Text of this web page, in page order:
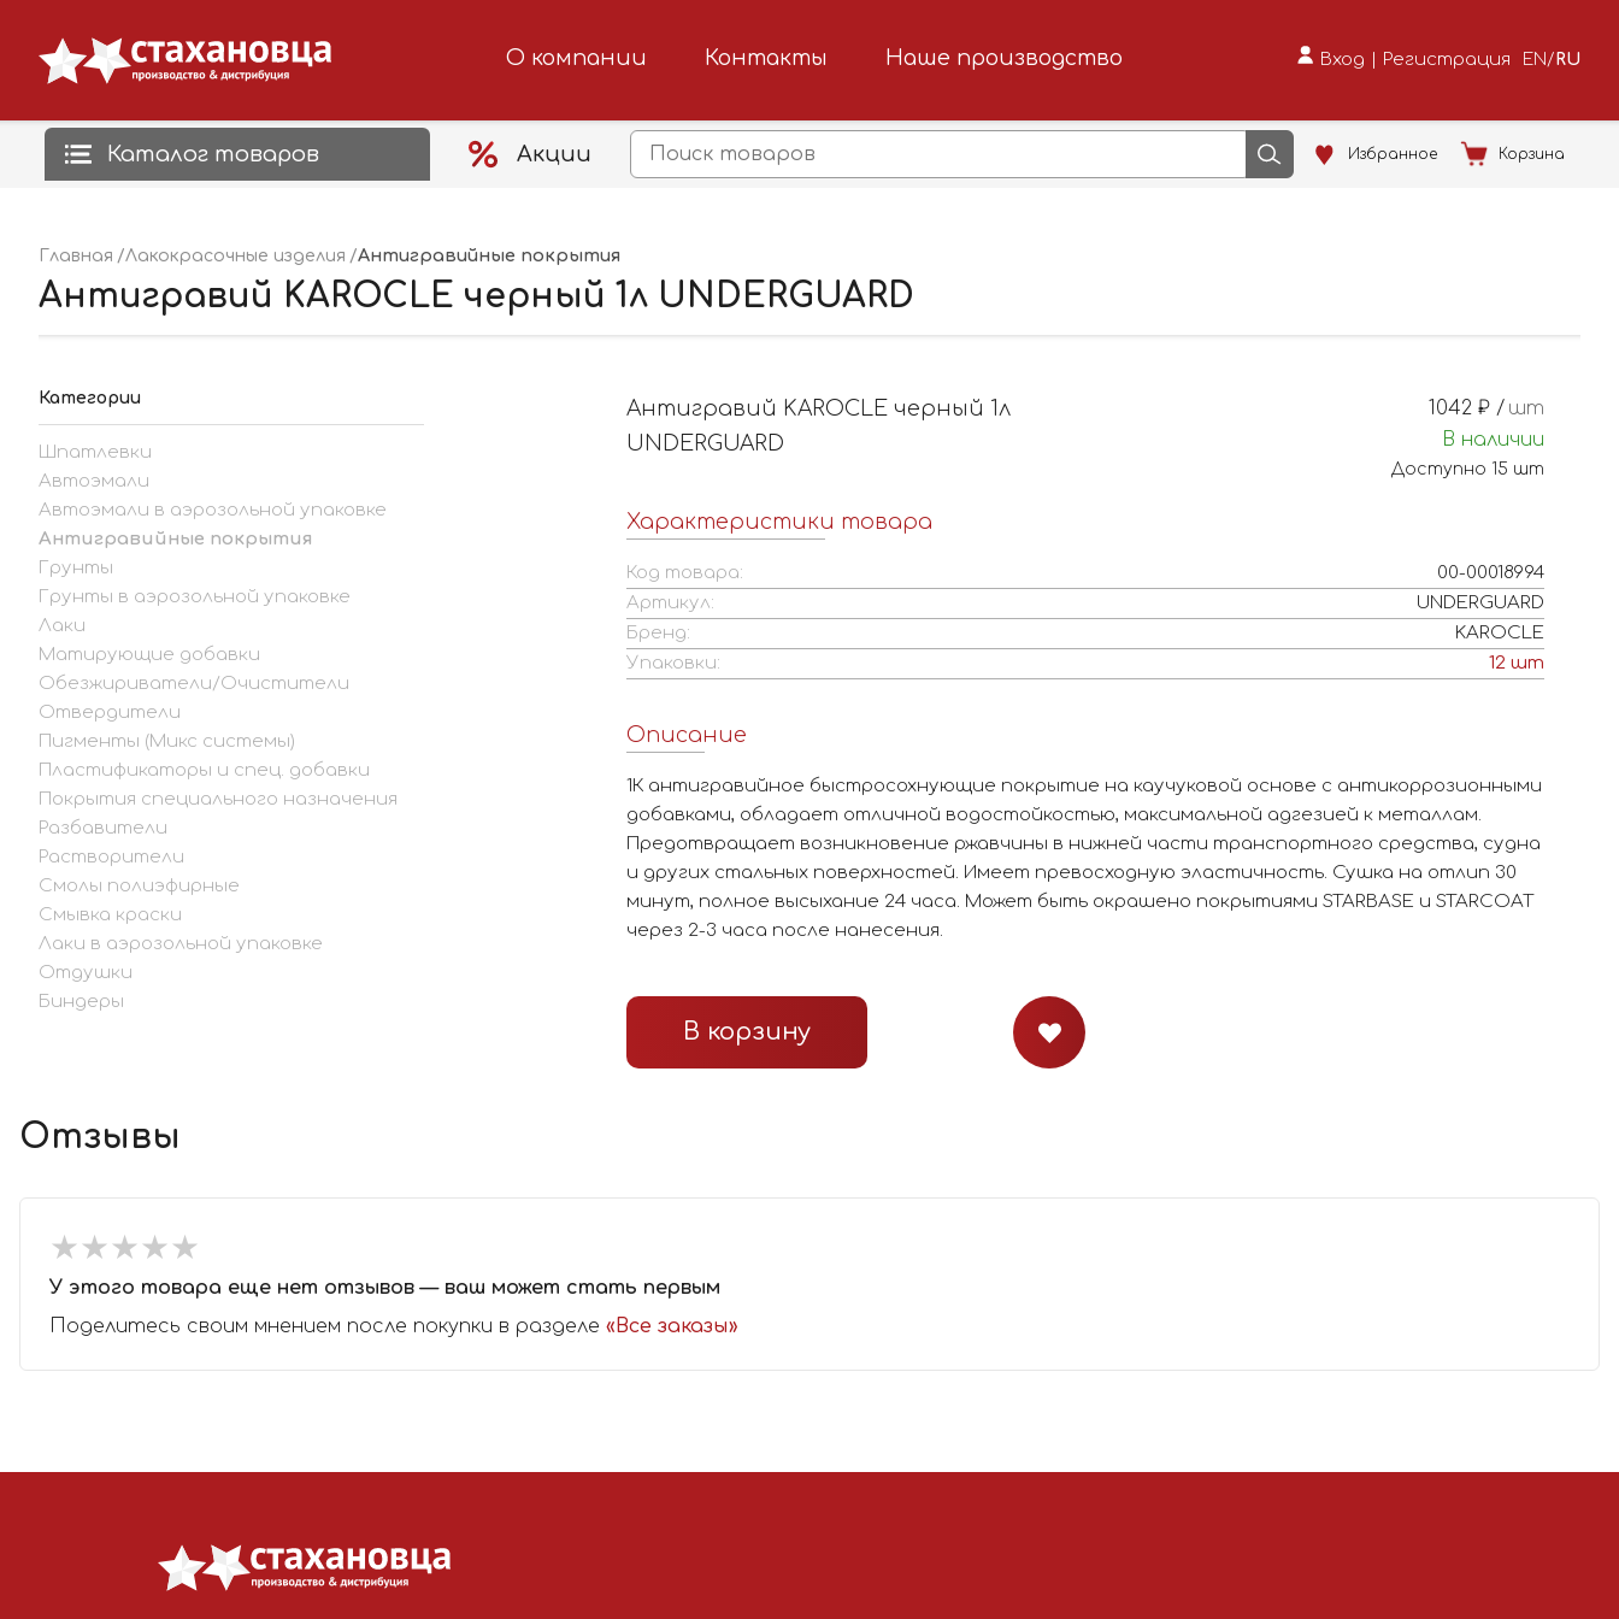
О компании Контакты Наше производство Вход | Регистрация EN /RU
Каталог товаров Акции Избранное Корзина
Главная Лакокрасочные изделия Антигравийные покрытия
Антигравий KAROCLE черный 1л UNDERGUARD
Категории
Шпатлевки
Автоэмали
Автоэмали в аэрозольной упаковке
Антигравийные покрытия
Грунты
Грунты в аэрозольной упаковке
Лаки
Матирующие добавки
Обезжириватели/Очистители
Отвердители
Пигменты (Микс системы)
Пластификаторы и спец. добавки
Покрытия специального назначения
Разбавители
Растворители
Смолы полиэфирные
Смывка краски
Лаки в аэрозольной упаковке
Отдушки
Биндеры
Антигравий KAROCLE черный 1л
UNDERGUARD
Характеристики товара
Код товара:
00-00018994
Артикул:
UNDERGUARD
Бренд:
KAROCLE
Упаковки:
12 шт
Описание
1К антигравийное быстросохнующие покрытие на каучуковой основе с антикоррозионными
добавками, обладает отличной водостойкостью, максимальной адгезией к металлам.
Предотвращает возникновение ржавчины в нижней части транспортного средства, судна
и других стальных поверхностей. Имеет превосходную эластичность. Сушка на отлип 30
минут, полное высыхание 24 часа. Может быть окрашено покрытиями STARBASE и STARCOAT
через 2-3 часа после нанесения.
1042 ₽ / шт
В наличии
Доступно 15 шт
В корзину
Отзывы
★★★★★
★★★★★
У этого товара еще нет отзывов — ваш может стать первым
Поделитесь своим мнением после покупки в разделе «Все заказы»